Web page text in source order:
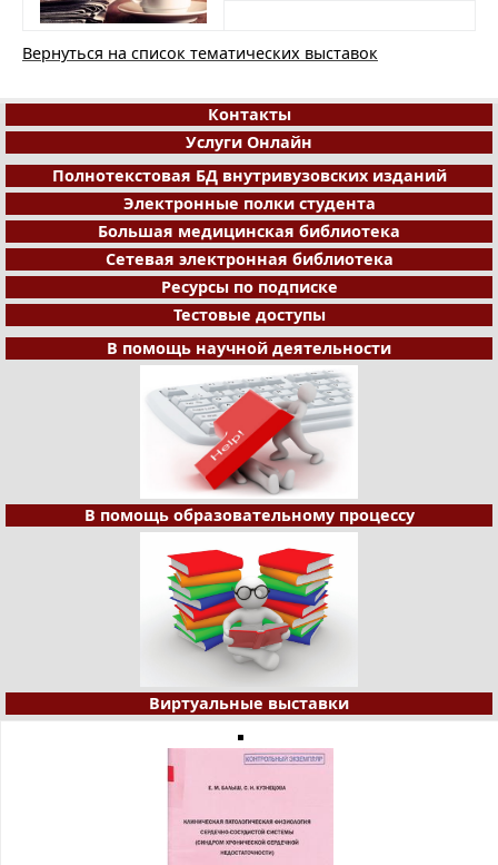
Вернуться на список тематических выставок
Контакты
Услуги Онлайн
Полнотекстовая БД внутривузовских изданий
Электронные полки студента
Большая медицинская библиотека
Сетевая электронная библиотека
Ресурсы по подписке
Тестовые доступы
В помощь научной деятельности
В помощь образовательному процессу
Виртуальные выставки